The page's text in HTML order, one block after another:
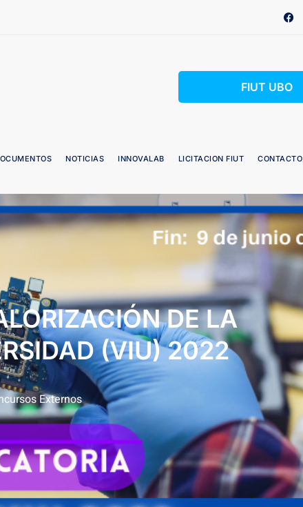
FIUT UBO
NOTICIAS INNOVALAB LICITACION FIUT CONTACTO
DE LA
(VIU) 2022
Externos